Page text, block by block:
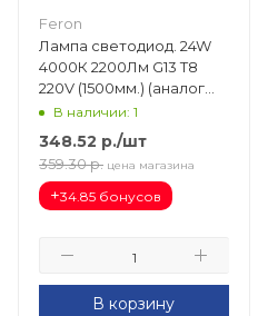
Feron
Лампа светодиод. 24W
4000К 2200Лм G13 T8
220V (1500мм.) (аналог
L58) LB-213 25894
В наличии: 1
348.52 р./шт
359.30 р. цена магазина
+34.85 бонусов
В корзину